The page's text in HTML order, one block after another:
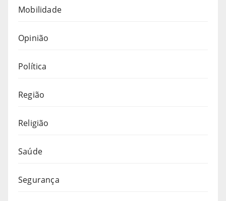
Mobilidade
Opinião
Política
Região
Religião
Saúde
Segurança